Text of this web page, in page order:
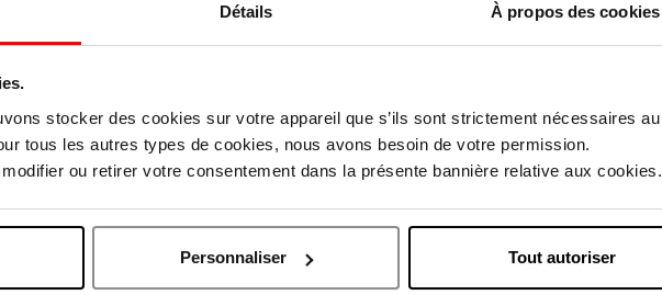
Détails À propos des cookies
stocker des cookies sur votre appareil que s’ils sont strictement nécessaires au
tous les autres types de cookies, nous avons besoin de votre permission.
ou retirer votre consentement dans la présente bannière relative aux cookies.
Personnaliser Tout autoriser
Oublié quelque chose ?